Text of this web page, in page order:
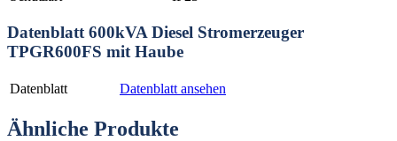
Datenblatt 600kVA Diesel Stromerzeuger
TPGR600FS mit Haube
Datenblatt Datenblatt ansehen
Ähnliche Produkte